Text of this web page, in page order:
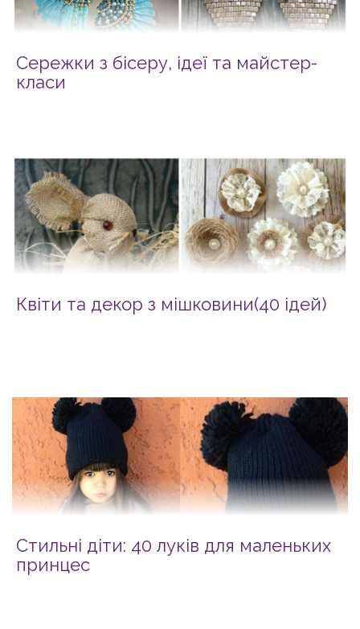
Сережки з бісеру, ідеї та майстер-
класи
Квіти та декор з мішковини(40 ідей)
Стильні діти: 40 луків для маленьких
принцес